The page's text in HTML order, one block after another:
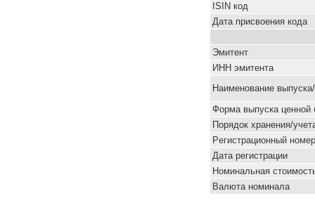
ISIN код
Дата присвоения кода
Эмитент
ИНН эмитента
Наименование
Форма выпуска ценной
Порядок хранения/
Pегистрационный номер
Дата регистрации
Номинальная
Валюта номинала